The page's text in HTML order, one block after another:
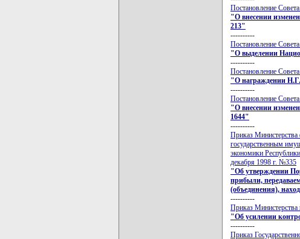
Постановление
"О внесении
213"
----------
Постановление
"О выделении
----------
Постановление
"О награждении
----------
Постановление
"О внесении
1644"
----------
Приказ
государственным
экономики
декабря 1998 г. №335
"Об утверждении
прибыли,
(объединения),
----------
Приказ
"Об усилении
----------
Приказ